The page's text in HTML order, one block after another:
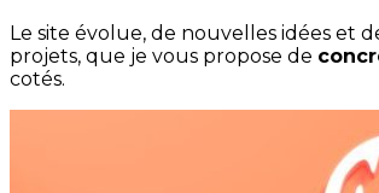
Le site évolue, de nouvelles idées et
projets, que je vous propose de
cotés.